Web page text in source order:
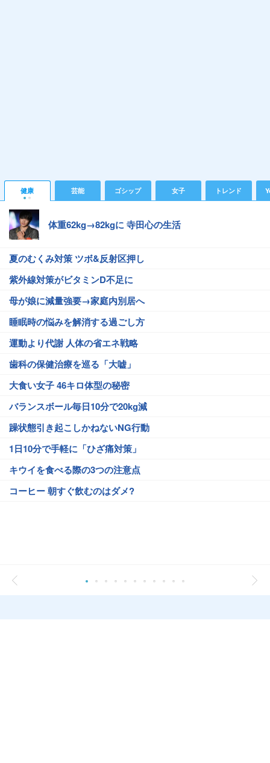
健康 芸能 ゴシップ 女子 トレンド
体重62kg→82kgに 寺田心の生活
夏のむくみ対策 ツボ&反射区押し
紫外線対策がビタミンD不足に
母が娘に減量強要→家庭内別居へ
睡眠時の悩みを解消する過ごし方
運動より代謝 人体の省エネ戦略
歯科の保健治療を巡る「大嘘」
大食い女子 46キロ体型の秘密
バランスボール毎日10分で20kg減
躁状態引き起こしかねないNG行動
1日10分で手軽に「ひざ痛対策」
キウイを食べる際の3つの注意点
コーヒー 朝すぐ飲むのはダメ?